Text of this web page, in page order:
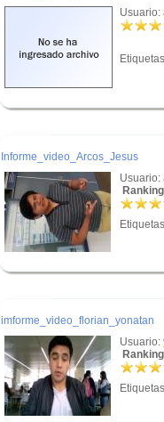
Usuario:
Informe_video_Arcos_Jesus
Usuario:
imforme_video_florian_yonatan
Usuario: